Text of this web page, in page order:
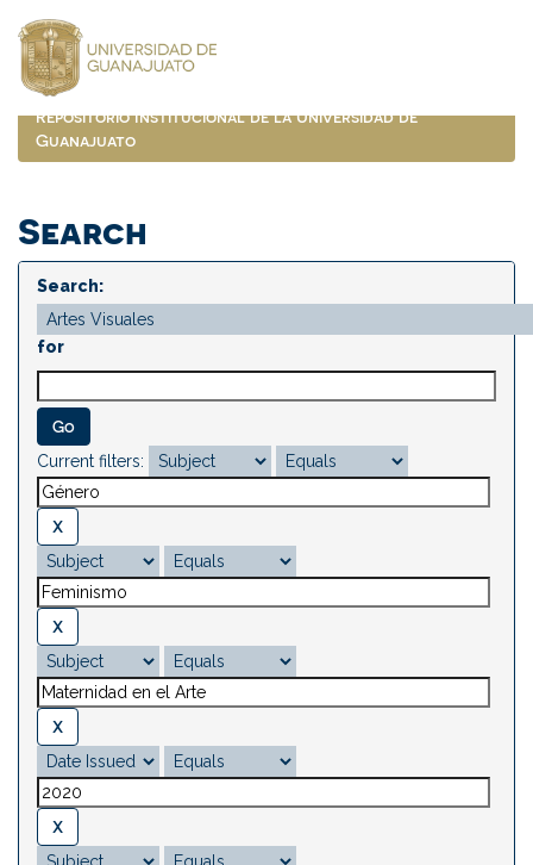
navigation
Repositorio Institucional de la Universidad de
Guanajuato
Search
Search:
for
Current filters: